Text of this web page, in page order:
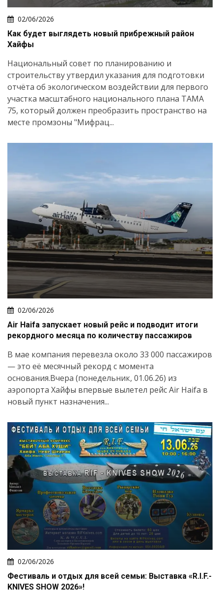
02/06/2026
Как будет выглядеть новый прибрежный район
Хайфы
Национальный совет по планированию и
строительству утвердил указания для подготовки
отчёта об экологическом воздействии для первого
участка масштабного национального плана ТАМА
75, который должен преобразить пространство на
месте промзоны "Мифрац...
02/06/2026
Air Haifa запускает новый рейс и подводит итоги
рекордного месяца по количеству пассажиров
В мае компания перевезла около 33 000 пассажиров
— это её месячный рекорд с момента
основания.Вчера (понедельник, 01.06.26) из
аэропорта Хайфы впервые вылетел рейс Air Haifa в
новый пункт назначения...
02/06/2026
Фестиваль и отдых для всей семьи: Выставка «R.I.F.-
KNIVES SHOW 2026»!